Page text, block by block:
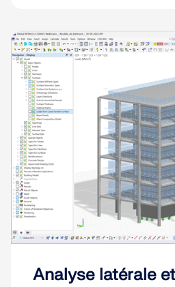
Analyse latérale